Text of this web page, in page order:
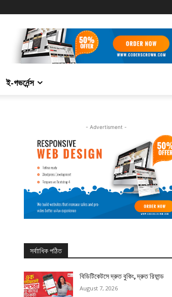
ই-গভর্নেন্স
- Advertisment -
সর্বাাধিক পঠিত
বিডিটিকেটসে দ্রুত বুকিং, দ্রুত রিফান্ড
August 7, 2026